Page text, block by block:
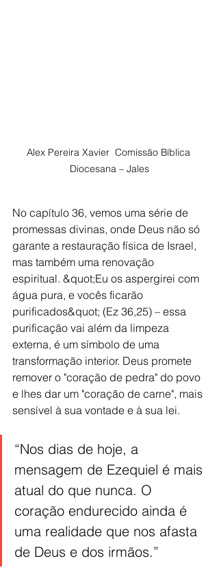
Alex Pereira Xavier  Comissão Bíblica
Diocesana – Jales
No capítulo 36, vemos uma série de
promessas divinas, onde Deus não só
garante a restauração física de Israel,
mas também uma renovação
espiritual. &quot;Eu os aspergirei com
água pura, e vocês ficarão
purificados&quot; (Ez 36,25) – essa
purificação vai além da limpeza
externa, é um símbolo de uma
transformação interior. Deus promete
remover o "coração de pedra" do povo
e lhes dar um "coração de carne", mais
sensível à sua vontade e à sua lei.
“Nos dias de hoje, a
mensagem de Ezequiel é mais
atual do que nunca. O
coração endurecido ainda é
uma realidade que nos afasta
de Deus e dos irmãos.”